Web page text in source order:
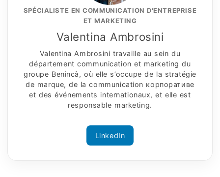
SPÉCIALISTE EN COMMUNICATION D'ENTREPRISE
ET MARKETING
Valentina Ambrosini
Valentina Ambrosini travaille au sein du
département communication et marketing du
groupe Benincà, où elle s’occupe de la stratégie
de marque, de la communication корпоративe
et des événements internationaux, et elle est
responsable marketing.
LinkedIn